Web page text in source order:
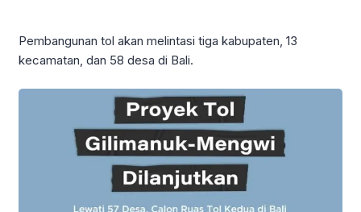
Pembangunan tol akan melintasi tiga kabupaten, 13
kecamatan, dan 58 desa di Bali.